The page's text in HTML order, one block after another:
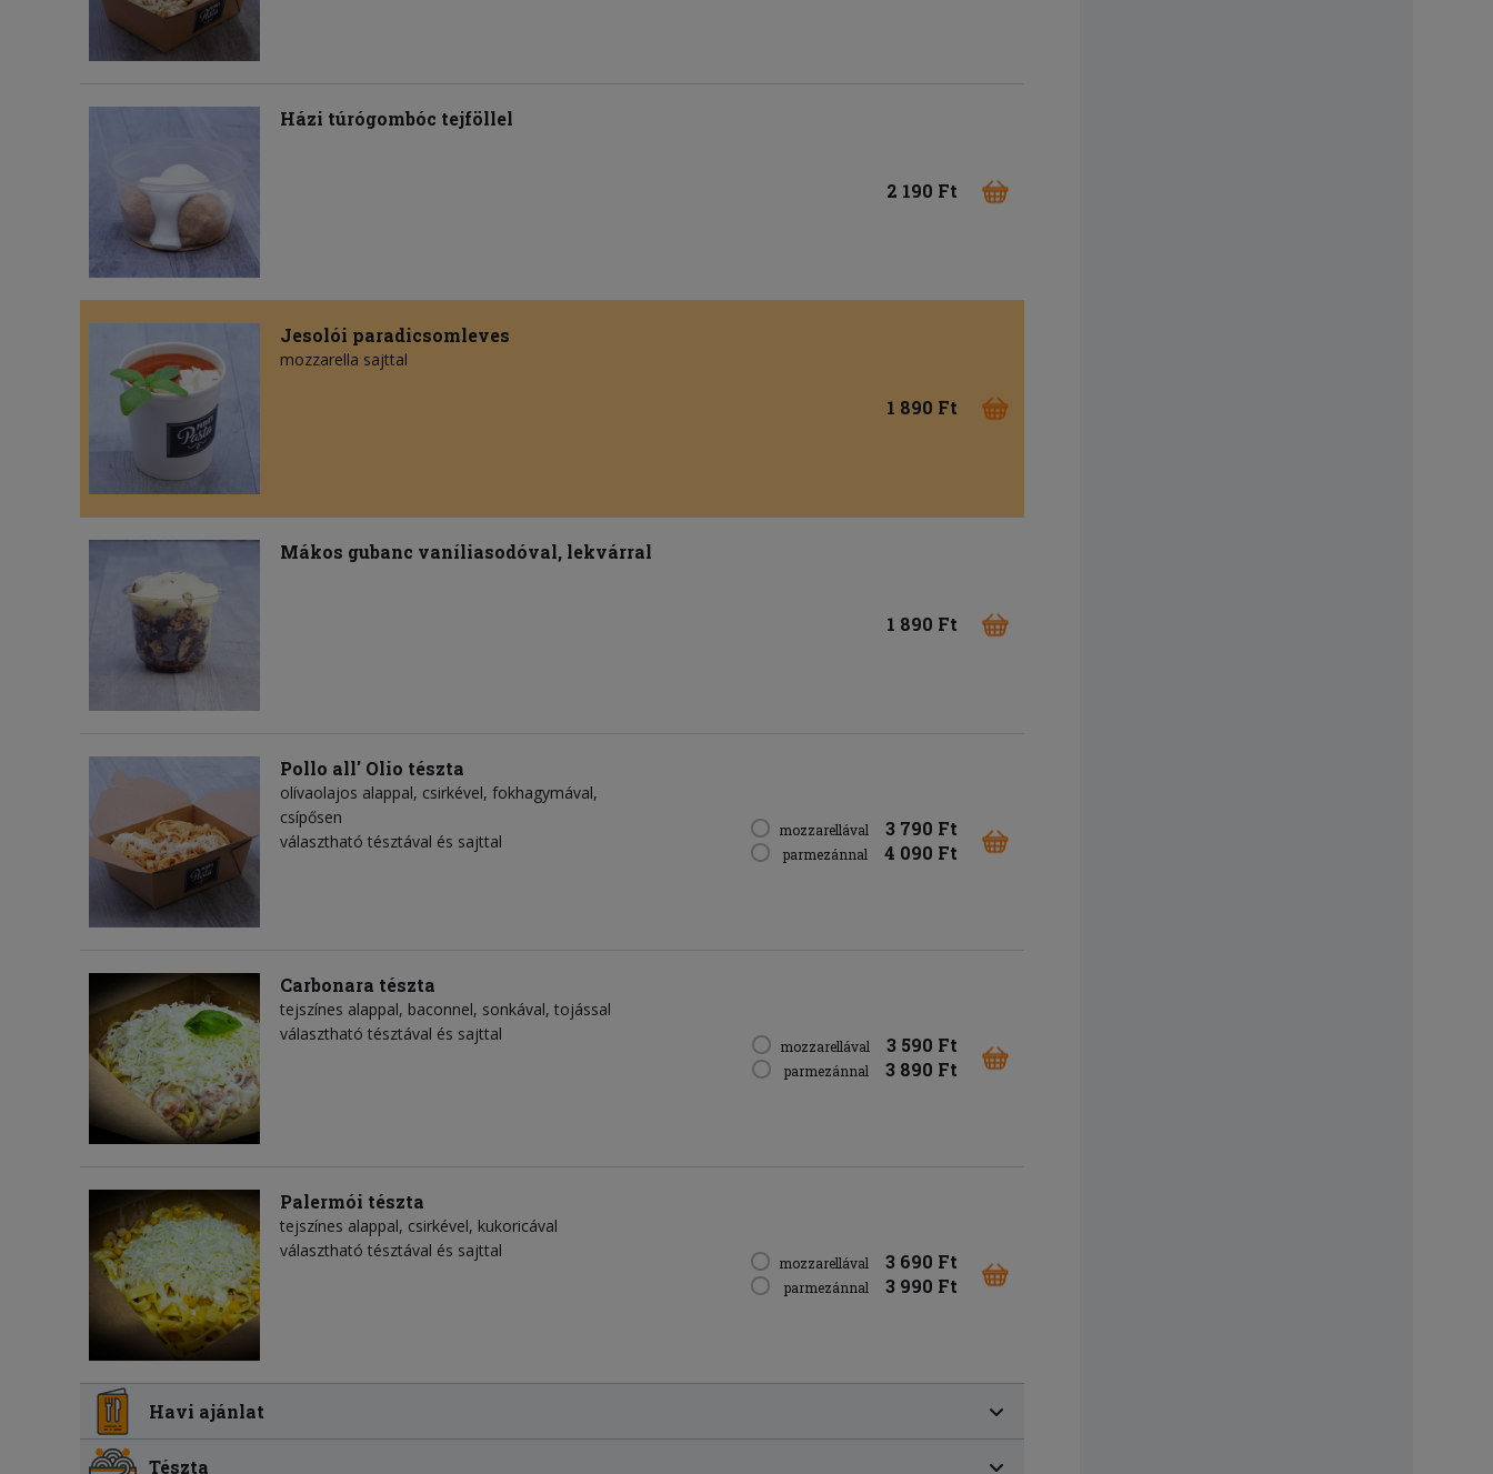
Házi túrógombóc tejföllel
2 190 Ft
Jesolói paradicsomleves
mozzarella sajttal
1 890 Ft
Mákos gubanc vaníliasodóval, lekvárral
1 890 Ft
Pollo all' Olio tészta
olívaolajos alappal, csirkével, fokhagymával,
csípősen
választható tésztával és sajttal
mozzarellával 3 790 Ft
parmezánnal 4 090 Ft
Carbonara tészta
tejszínes alappal, baconnel, sonkával, tojással
választható tésztával és sajttal
mozzarellával 3 590 Ft
parmezánnal 3 890 Ft
Palermói tészta
tejszínes alappal, csirkével, kukoricával
választható tésztával és sajttal
mozzarellával 3 690 Ft
parmezánnal 3 990 Ft
Havi ajánlat
Tészta